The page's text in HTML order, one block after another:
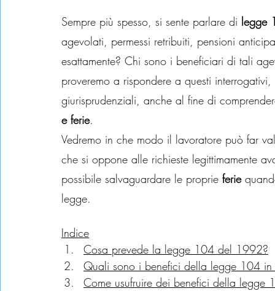
Sempre più spesso, si sente parlare di legge
agevolati, permessi retribuiti, pensioni
esattamente? Chi sono i beneficiari di tali
proveremo a rispondere a questi
giurisprudenziali, anche al fine di
e ferie.
Vedremo in che modo il lavoratore può far
che si oppone alle richieste legittimamente
possibile salvaguardare le proprie ferie
legge.
Indice
Cosa prevede la legge 104 del 1992?
Quali sono i benefici della legge 104 in
Come usufruire dei benefici della legge